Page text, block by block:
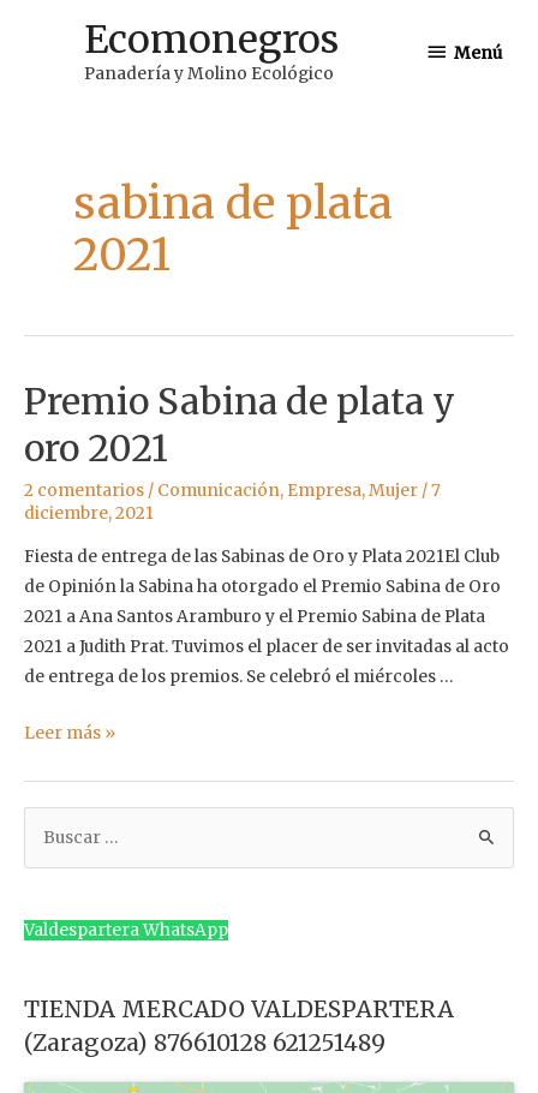
Ecomonegros
Panadería y Molino Ecológico
Menú
Menú
sabina de plata
2021
Premio Sabina de plata y
oro 2021
2 comentarios / Comunicación, Empresa,Mujer /7
diciembre, 2021
Fiesta de entrega de las Sabinas de Oro y Plata 2021El Club
de Opinión la Sabina ha otorgado el Premio Sabina de Oro
2021 a Ana Santos Aramburo y el Premio Sabina de Plata
2021 a Judith Prat. Tuvimos el placer de ser invitadas al acto
de entrega de los premios. Se celebró el miércoles …
Premio
Leer más »
c
p
o
r
Valdespartera WhatsApp
TIENDA MERCADO VALDESPARTERA
(Zaragoza) 876610128 621251489